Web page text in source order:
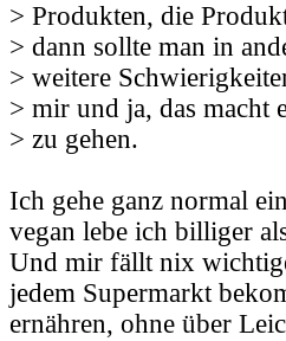
> Produkten, die
> dann sollte man in
> weitere
> mir und ja, das macht
> zu gehen.
Ich gehe ganz normal
vegan lebe ich billiger
Und mir fällt nix
jedem Supermarkt
ernähren, ohne über